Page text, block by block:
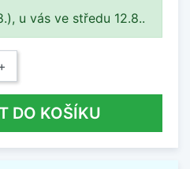
u vás ve středu 12.8..
DO KOŠÍKU